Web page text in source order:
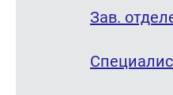
Зав.